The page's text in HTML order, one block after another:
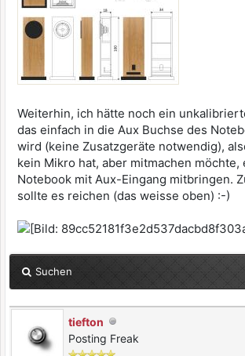
Weiterhin, ich hätte noch ein
das einfach in die Aux Buchse des
wird (keine Zusatzgeräte notwendig),
kein Mikro hat, aber mitmachen möchte,
Notebook mit Aux-Eingang mitbringen.
sollte es reichen (das weisse oben) :-)
Suchen
tiefton
Posting Freak